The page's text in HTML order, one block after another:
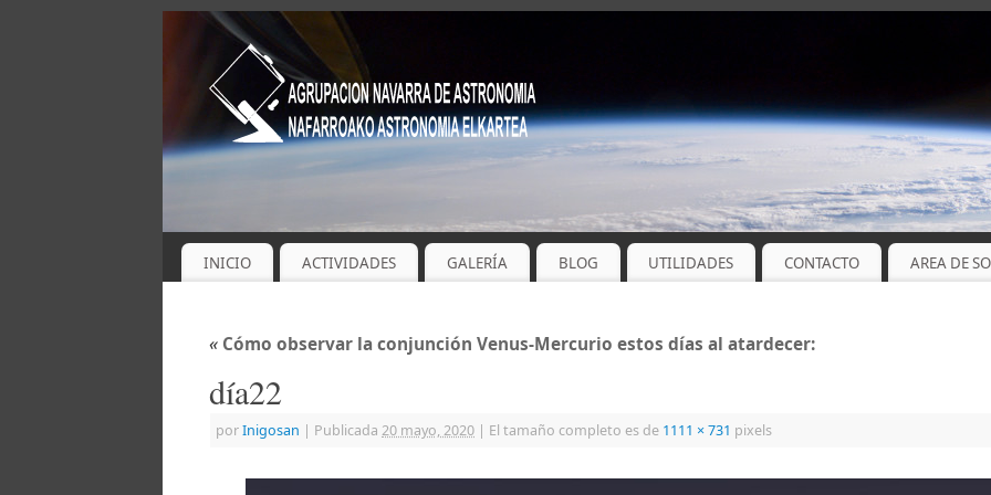
INICIO ACTIVIDADES GALERÍA BLOG UTILIDADES CONTACTO AREA DE
« Cómo observar la conjunción Venus-Mercurio estos días al atardecer:
día22
porInigosan | Publicada 20 mayo, 2020 | El tamaño completo es de 1111 × 731 pixels